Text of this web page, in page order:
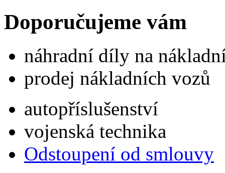
Doporučujeme vám
náhradní díly na
prodej nákladních vozů
autopříslušenství
vojenská technika
Odstoupení od smlouvy